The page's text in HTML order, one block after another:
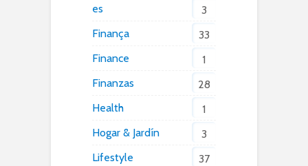
es
3
Finança
33
Finance
1
Finanzas
28
Health
1
Hogar & Jardín
3
Lifestyle
37